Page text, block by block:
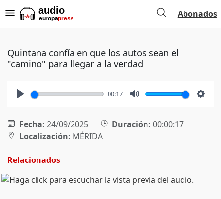
Abonados
Quintana confía en que los autos sean el
"camino" para llegar a la verdad
00:17
Fecha: 24/09/2025 Duración: 00:00:17
Localización: MÉRIDA
Relacionados